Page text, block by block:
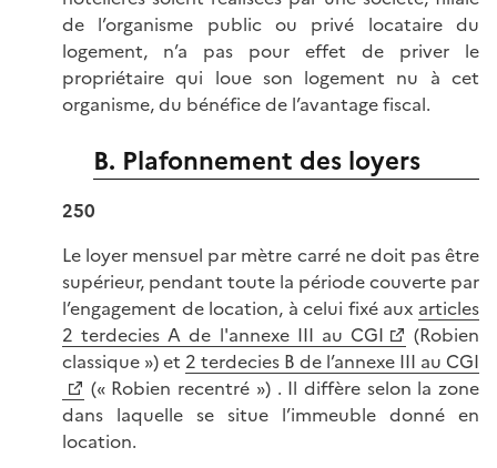
de l’organisme public ou privé locataire du
logement, n’a pas pour effet de priver le
propriétaire qui loue son logement nu à cet
organisme, du bénéfice de l’avantage fiscal.
B. Plafonnement des loyers
250
Le loyer mensuel par mètre carré ne doit pas être
supérieur, pendant toute la période couverte par
l’engagement de location, à celui fixé aux articles
2 terdecies A de l'annexe III au CGI
(Robien
classique ») et 2 terdecies B de l’annexe III au CGI
(« Robien recentré ») . Il diffère selon la zone
dans laquelle se situe l’immeuble donné en
location.